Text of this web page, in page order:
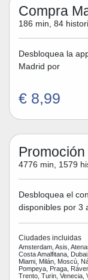
Compra
186 min, 84
Desbloquea la
Madrid por
€ 8,99
Promoción
4776 min, 1579
Desbloquea el
disponibles por 3
Ciudades incluidas
Amsterdam, Asis,
Costa Amalfitana,
Miami, Milán, Moscù,
Pompeya, Praga,
Trento, Turin, Venecia,